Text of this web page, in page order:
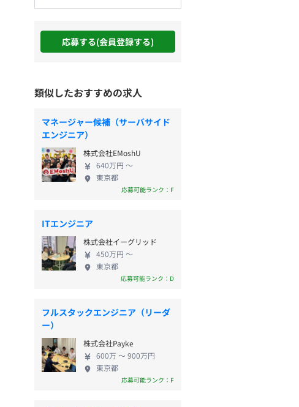
応募する(会員登録する)
類似したおすすめの求人
マネージャー候補（サーバサイド
エンジニア）
株式会社EMoshU
640万円 〜
東京都
応募可能ランク：F
ITエンジニア
株式会社イーグリッド
450万円 〜
東京都
応募可能ランク：D
フルスタックエンジニア（リーダ
ー）
株式会社Payke
600万 〜 900万円
東京都
応募可能ランク：F